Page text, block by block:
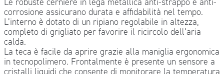
corrosione assicurano durata e affidabilità nel tempo.
L’interno è dotato di un ripiano regolabile in altezza,
completo di grigliato per favorire il ricircolo dell’aria
calda.
La teca è facile da aprire grazie alla maniglia ergonomica
in tecnopolimero. Frontalmente è presente un sensore a
cristalli liquidi che consente di monitorare la temperatura